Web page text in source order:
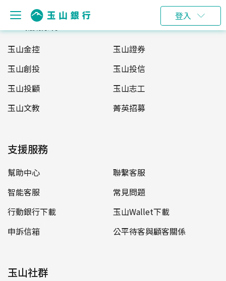
登入
玉山服務網
玉山金控
玉山證券
玉山創投
玉山投信
玉山投顧
玉山志工
玉山文教
菁英招募
支援服務
幫助中心
聯繫客服
智能客服
常見問題
行動銀行下載
玉山Wallet下載
申訴信箱
公平待客與顧客關係
玉山社群